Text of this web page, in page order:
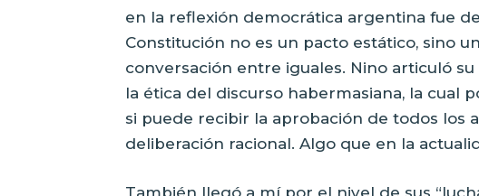
en la reflexión democrática argentina fue
Constitución no es un pacto estático, sino
conversación entre iguales. Nino articuló
la ética del discurso habermasiana, la cual
si puede recibir la aprobación de todos los
deliberación racional. Algo que en la
También llegó a mí por el nivel de sus